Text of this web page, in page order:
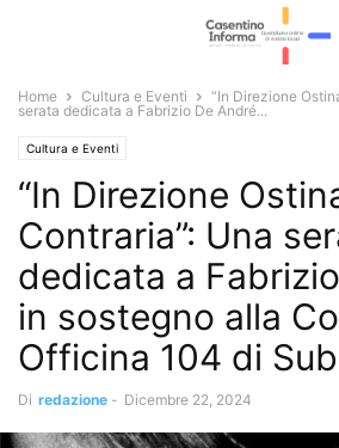
Home Cultura e Eventi
“In Direzione
serata dedicata a Fabrizio De André...
Cultura e Eventi
“In Direzione
Contraria”: Una
dedicata a
in sostegno alla
Officina 104 di
Di redazione - Dicembre 22, 2024